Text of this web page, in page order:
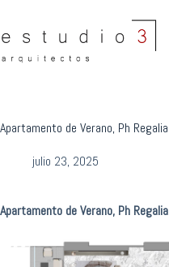
contenido
Apartamento de Verano, Ph Regalia
julio 23, 2025
Apartamento de Verano, Ph Regalia